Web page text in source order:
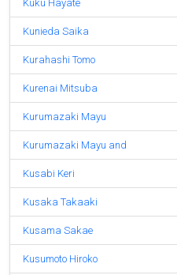
Kuku Hayate
Kunieda Saika
Kurahashi Tomo
Kurenai Mitsuba
Kurumazaki Mayu
Kurumazaki Mayu and
Kusabi Keri
Kusaka Takaaki
Kusama Sakae
Kusumoto Hiroko